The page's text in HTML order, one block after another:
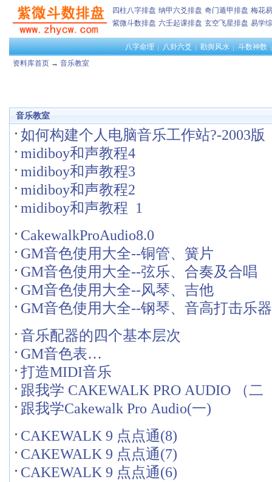
四柱八字排盘 纳甲六爻排盘 奇门遁甲排盘 梅花
紫微斗数排盘 六壬起课排盘 玄空飞星排盘 易学
八字命理 八卦六爻 勘舆风水
斗数神数
资料库首页 → 音乐教室
音乐教室
如何构建个人电脑音乐工作站?-2003版
midiboy和声教程4
midiboy和声教程3
midiboy和声教程2
midiboy和声教程 1
CakewalkProAudio8.0
GM音色使用大全--铜管、簧片
GM音色使用大全--弦乐、合奏及合唱
GM音色使用大全--风琴、吉他
GM音色使用大全--钢琴、音高打击乐器
音乐配器的四个基本层次
GM音色表…
打造MIDI音乐
跟我学 CAKEWALK PRO AUDIO （二
跟我学Cakewalk Pro Audio(一)
CAKEWALK 9 点点通(8)
CAKEWALK 9 点点通(7)
CAKEWALK 9 点点通(6)